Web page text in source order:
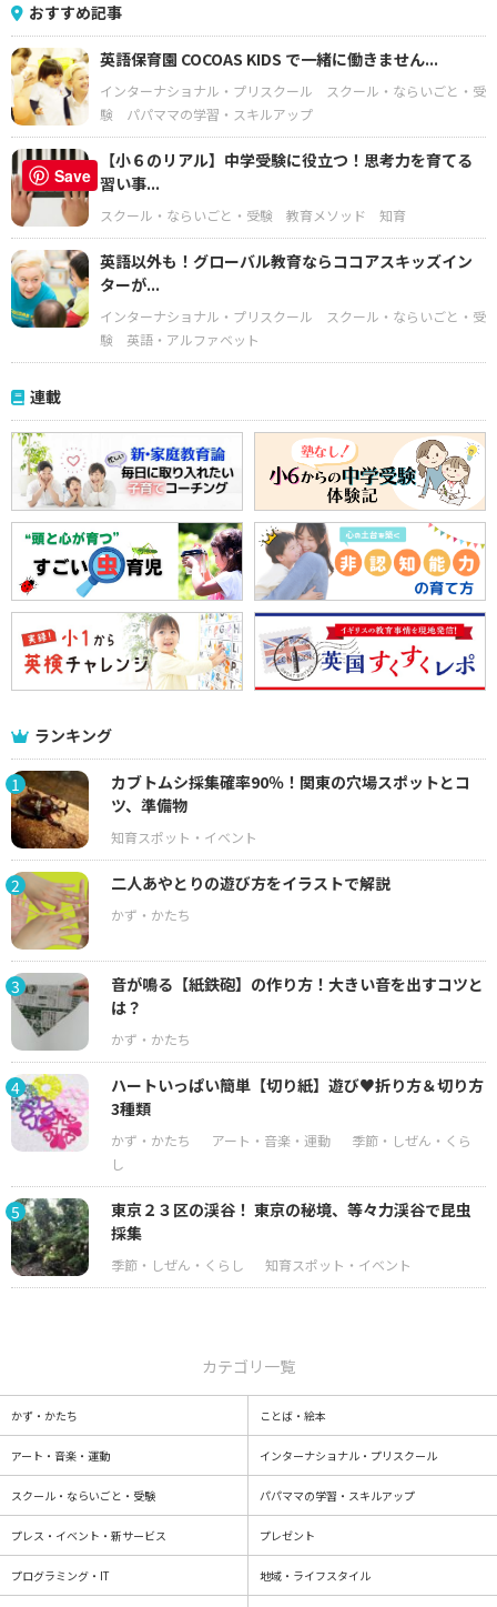
おすすめ記事
英語保育園 COCOAS KIDS で一緒に働きません...
インターナショナル・プリスクール
スクール・ならいごと・受
験
パパママの学習・スキルアップ
【小６のリアル】中学受験に役立つ！思考力を育てる
習い事...
スクール・ならいごと・受験 教育メソッド 知育
英語以外も！グローバル教育ならココアスキッズイン
ターが...
インターナショナル・プリスクール
スクール・ならいごと・受
験
英語・アルファベット
連載
ランキング
1
カブトムシ採集確率90％！関東の穴場スポットとコ
ツ、準備物
2 二人あやとりの遊び方をイラストで解説
3
音が鳴る【紙鉄砲】の作り方！大きい音を出すコツと
は？
4
ハートいっぱい簡単【切り紙】遊び♥折り方＆切り方
3種類
5
東京２３区の渓谷！ 東京の秘境、等々力渓谷で昆虫
採集
カテゴリ一覧
かず・かたち ことば・絵本
アート・音楽・運動 インターナショナル・プリスクール
スクール・ならいごと・受験 パパママの学習・スキルアップ
プレス・イベント・新サービス プレゼント
プログラミング・IT 地域・ライフスタイル
Save